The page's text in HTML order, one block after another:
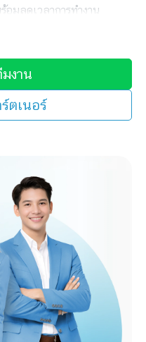
มลดเวลาการทำงาน
งาน
ตเนอร์